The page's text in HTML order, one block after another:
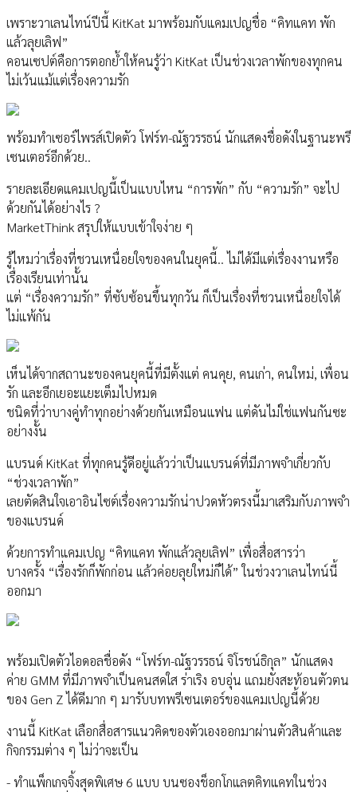
เพราะวาเลนไทน์ปีนี้ KitKat มาพร้อมกับแคมเปญชื่อ “คิทแคท พัก
แล้วลุยเลิฟ”
คอนเซปต์คือการตอกยํ้าให้คนรู้ว่า KitKat เป็นช่วงเวลาพักของทุกคน
ไม่เว้นแม้แต่เรื่องความรัก
พร้อมทําเซอร์ไพรส์เปิดตัว โฟร์ท-ณัฐวรรธน์ นักแสดงชื่อดังในฐานะพรี
เซนเตอร์อีกด้วย..
รายละเอียดแคมเปญนี้เป็นแบบไหน “การพัก” กับ “ความรัก” จะไป
ด้วยกันได้อย่างไร ?
MarketThink สรุปให้แบบเข้าใจง่าย ๆ
รู้ไหมว่าเรื่องที่ชวนเหนื่อยใจของคนในยุคนี้.. ไม่ได้มีแต่เรื่องงานหรือ
เรื่องเรียนเท่านั้น
แต่ “เรื่องความรัก” ที่ซับซ้อนขึ้นทุกวัน ก็เป็นเรื่องที่ชวนเหนื่อยใจได้
ไม่แพ้กัน
เห็นได้จากสถานะของคนยุคนี้ที่มีตั้งแต่ คนคุย, คนเก่า, คนใหม่, เพื่อน
รัก และอีกเยอะแยะเต็มไปหมด
ชนิดที่ว่าบางคู่ทําทุกอย่างด้วยกันเหมือนแฟน แต่ดันไม่ใช่แฟนกันซะ
อย่างงั้น
แบรนด์ KitKat ที่ทุกคนรู้ดีอยู่แล้วว่าเป็นแบรนด์ที่มีภาพจําเกี่ยวกับ
“ช่วงเวลาพัก”
เลยตัดสินใจเอาอินไซต์เรื่องความรักน่าปวดหัวตรงนี้มาเสริมกับภาพจํา
ของแบรนด์
ด้วยการทําแคมเปญ “คิทแคท พักแล้วลุยเลิฟ” เพื่อสื่อสารว่า
บางครั้ง “เรื่องรักก็พักก่อน แล้วค่อยลุยใหม่ก็ได้” ในช่วงวาเลนไทน์นี้
ออกมา
พร้อมเปิดตัวไอดอลชื่อดัง “โฟร์ท-ณัฐวรรธน์ จิโรชน์ธิกุล” นักแสดง
ค่าย GMM ที่มีภาพจําเป็นคนสดใส ร่าเริง อบอุ่น แถมยังสะท้อนตัวตน
ของ Gen Z ได้ดีมาก ๆ มารับบทพรีเซนเตอร์ของแคมเปญนี้ด้วย
งานนี้ KitKat เลือกสื่อสารแนวคิดของตัวเองออกมาผ่านตัวสินค้าและ
กิจกรรมต่าง ๆ ไม่ว่าจะเป็น
- ทําแพ็กเกจจิ้งสุดพิเศษ 6 แบบ บนซองช็อกโกแลตคิทแคทในช่วง